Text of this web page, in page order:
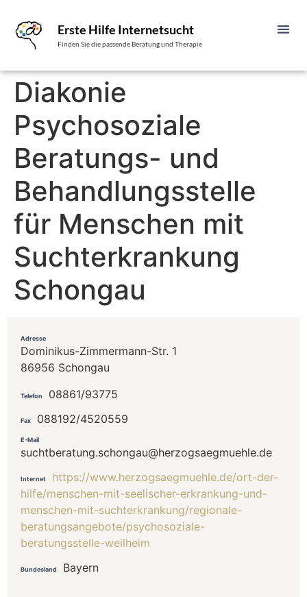
Erste Hilfe Internetsucht
Finden Sie die passende Beratung und Therapie
Diakonie
Psychosoziale
Beratungs- und
Behandlungsstelle
für Menschen mit
Suchterkrankung
Schongau
Adresse
Dominikus-Zimmermann-Str. 1
86956 Schongau
Telefon 08861/93775
Fax 088192/4520559
E-Mail
suchtberatung.schongau@herzogsaegmuehle.de
Internet
https://www.herzogsaegmuehle.de/ort-der-
hilfe/menschen-mit-seelischer-erkrankung-und-
menschen-mit-suchterkrankung/regionale-
beratungsangebote/psychosoziale-
beratungsstelle-weilheim
Bundesland Bayern